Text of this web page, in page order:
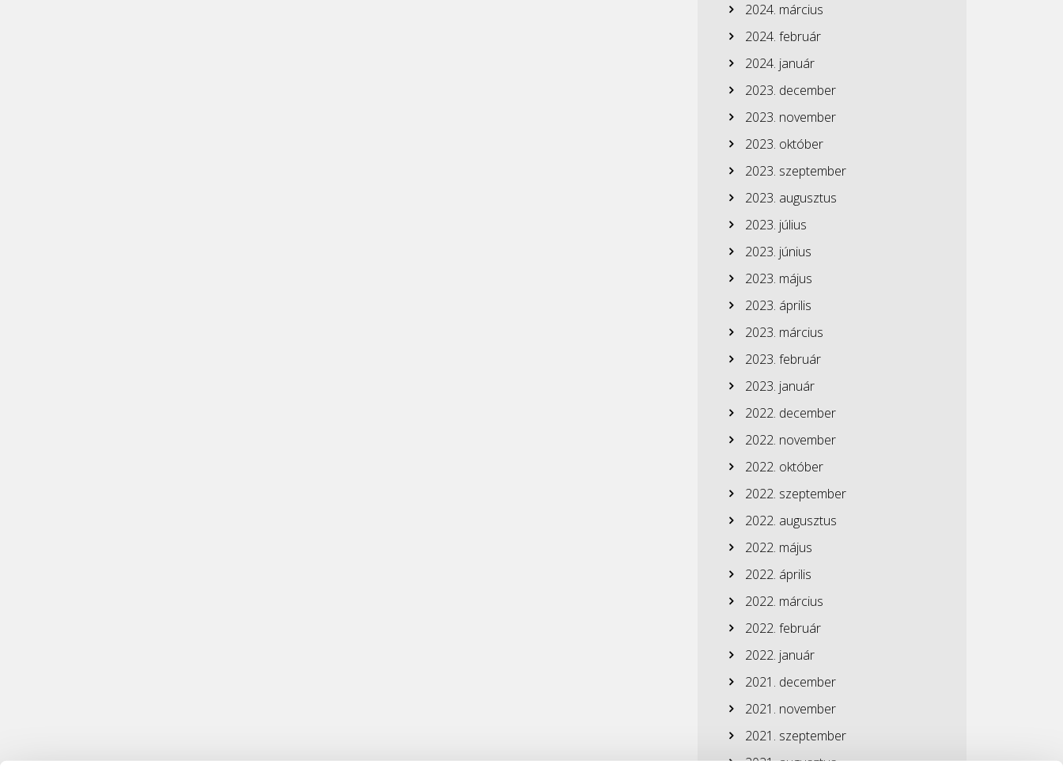
2024. március
2024. február
2024. január
2023. december
2023. november
2023. október
2023. szeptember
2023. augusztus
2023. július
2023. június
2023. május
2023. április
2023. március
2023. február
2023. január
2022. december
2022. november
2022. október
2022. szeptember
2022. augusztus
2022. május
2022. április
2022. március
2022. február
2022. január
2021. december
2021. november
2021. szeptember
2021. augusztus